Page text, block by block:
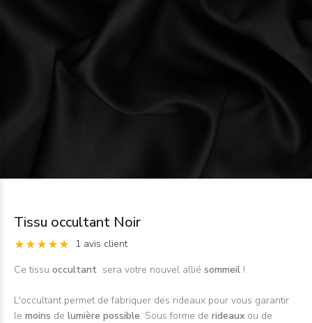
Tissu occultant Noir
1 avis client
Ce tissu occultant sera votre nouvel allié sommeil !
L'occultant permet de fabriquer des rideaux pour vous garantir
le moins de lumière possible. Sous forme de rideaux ou de